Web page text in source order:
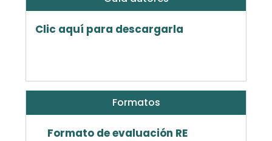
Clic aquí para descargarla
Formatos
Formato de evaluación RE